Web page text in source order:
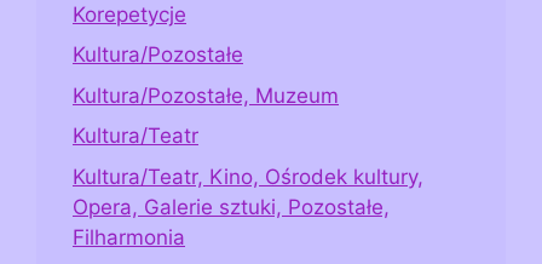
Korepetycje
Kultura/Pozostałe
Kultura/Pozostałe, Muzeum
Kultura/Teatr
Kultura/Teatr, Kino, Ośrodek kultury,
Opera, Galerie sztuki, Pozostałe,
Filharmonia